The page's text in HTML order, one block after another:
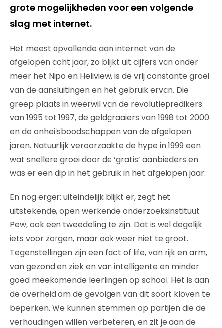
grote mogelijkheden voor een volgende
slag met internet.
Het meest opvallende aan internet van de
afgelopen acht jaar, zo blijkt uit cijfers van onder
meer het Nipo en Heliview, is de vrij constante groei
van de aansluitingen en het gebruik ervan. Die
greep plaats in weerwil van de revolutiepredikers
van 1995 tot 1997, de geldgraaiers van 1998 tot 2000
en de onheilsboodschappen van de afgelopen
jaren. Natuurlijk veroorzaakte de hype in 1999 een
wat snellere groei door de ‘gratis’ aanbieders en
was er een dip in het gebruik in het afgelopen jaar.
En nog erger: uiteindelijk blijkt er, zegt het
uitstekende, open werkende onderzoeksinstituut
Pew, ook een tweedeling te zijn. Dat is wel degelijk
iets voor zorgen, maar ook weer niet te groot.
Tegenstellingen zijn een fact of life, van rijk en arm,
van gezond en ziek en van intelligente en minder
goed meekomende leerlingen op school. Het is aan
de overheid om de gevolgen van dit soort kloven te
beperken. We kunnen stemmen op partijen die de
verhoudingen willen verbeteren, en zit je aan de